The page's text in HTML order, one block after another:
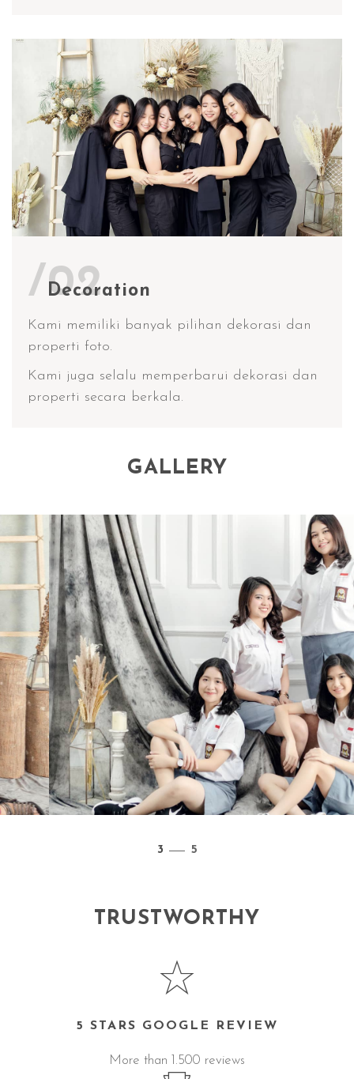
/02
Decoration
Kami memiliki banyak pilihan dekorasi dan
properti foto.
Kami juga selalu memperbarui dekorasi dan
properti secara berkala.
GALLERY
3 / 5
TRUSTWORTHY
5 STARS GOOGLE REVIEW
More than 1.500 reviews